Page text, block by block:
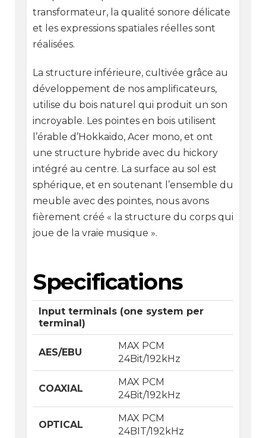
transformateur, la qualité sonore délicate
et les expressions spatiales réelles sont
réalisées.
La structure inférieure, cultivée grâce au
développement de nos amplificateurs,
utilise du bois naturel qui produit un son
incroyable. Les pointes en bois utilisent
l’érable d’Hokkaido, Acer mono, et ont
une structure hybride avec du hickory
intégré au centre. La surface au sol est
sphérique, et en soutenant l’ensemble du
meuble avec des pointes, nous avons
fièrement créé « la structure du corps qui
joue de la vraie musique ».
Specifications
Input terminals (one system per
terminal)
AES/EBU
MAX PCM
24Bit/192kHz
COAXIAL
MAX PCM
24Bit/192kHz
OPTICAL
MAX PCM
24BIT/192kHz